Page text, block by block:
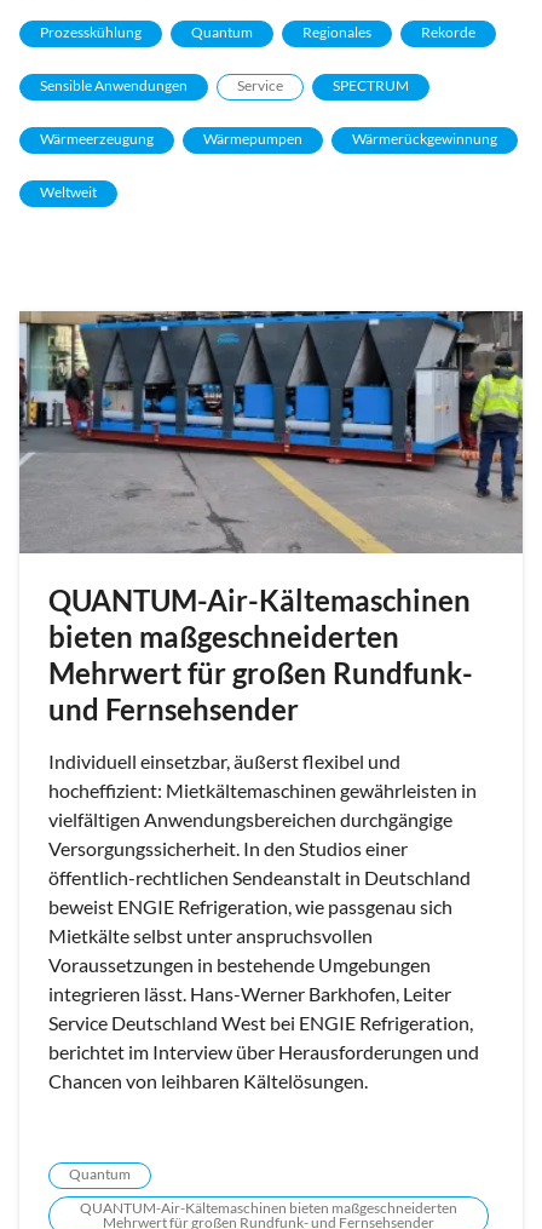
Prozesskühlung Quantum Regionales Rekorde
Sensible Anwendungen Service SPECTRUM
Wärmeerzeugung Wärmepumpen Wärmerückgewinnung
Weltweit
QUANTUM-Air-Kältemaschinen
bieten maßgeschneiderten
Mehrwert für großen Rundfunk-
und Fernsehsender
Individuell einsetzbar, äußerst flexibel und
hocheffizient: Mietkältemaschinen gewährleisten in
vielfältigen Anwendungsbereichen durchgängige
Versorgungssicherheit. In den Studios einer
öffentlich-rechtlichen Sendeanstalt in Deutschland
beweist ENGIE Refrigeration, wie passgenau sich
Mietkälte selbst unter anspruchsvollen
Voraussetzungen in bestehende Umgebungen
integrieren lässt. Hans-Werner Barkhofen, Leiter
Service Deutschland West bei ENGIE Refrigeration,
berichtet im Interview über Herausforderungen und
Chancen von leihbaren Kältelösungen.
Quantum
QUANTUM-Air-Kältemaschinen bieten maßgeschneiderten
Mehrwert für großen Rundfunk- und Fernsehsender